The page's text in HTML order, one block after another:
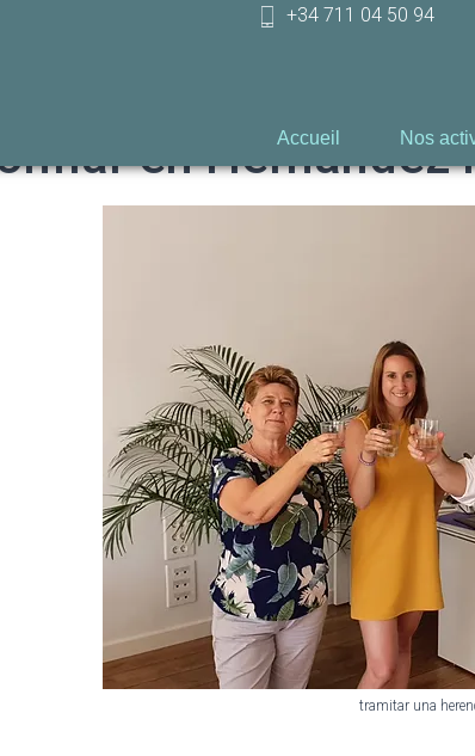
+34 711 04 50 94
Accueil Nos
en Hernández
tramitar una